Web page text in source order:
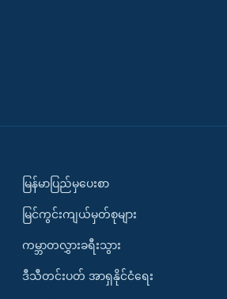
မြန်မာပြည်မှပေးစာ
မြင်ကွင်းကျယ်မှတ်စုများ
ကမ္ဘာတလွှားခရီးသွား
ဒီသီတင်းပတ် အာရှနိုင်ငံရေး